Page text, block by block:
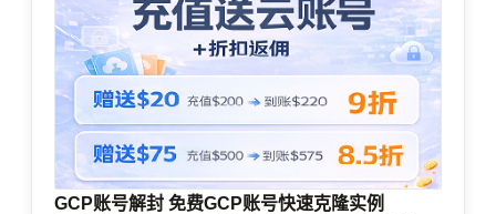
GCP账号解封 免费GCP账号快速克隆实例